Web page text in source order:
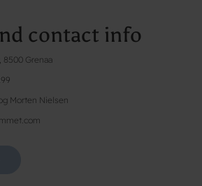
contact info
8500 Grenaa
Morten Nielsen